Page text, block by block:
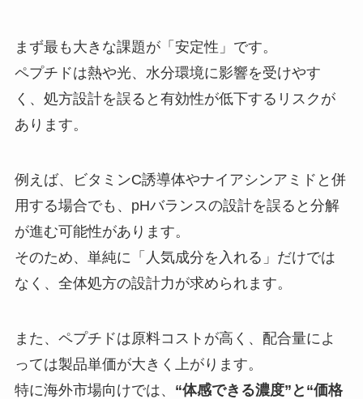
まず最も大きな課題が「安定性」です。
ペプチドは熱や光、水分環境に影響を受けやす
く、処方設計を誤ると有効性が低下するリスクが
あります。
例えば、ビタミンC誘導体やナイアシンアミドと併
用する場合でも、pHバランスの設計を誤ると分解
が進む可能性があります。
そのため、単純に「人気成分を入れる」だけでは
なく、全体処方の設計力が求められます。
また、ペプチドは原料コストが高く、配合量によ
っては製品単価が大きく上がります。
特に海外市場向けでは、 “体感できる濃度”と“価格